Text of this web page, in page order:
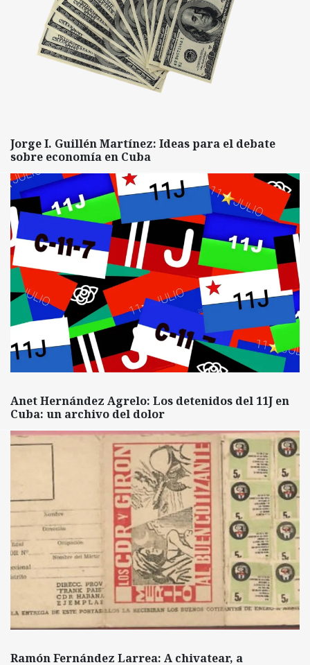
Jorge I. Guillén Martínez: Ideas para el debate
sobre economía en Cuba
Anet Hernández Agrelo: Los detenidos del 11J en
Cuba: un archivo del dolor
Ramón Fernández Larrea: A chivatear, a